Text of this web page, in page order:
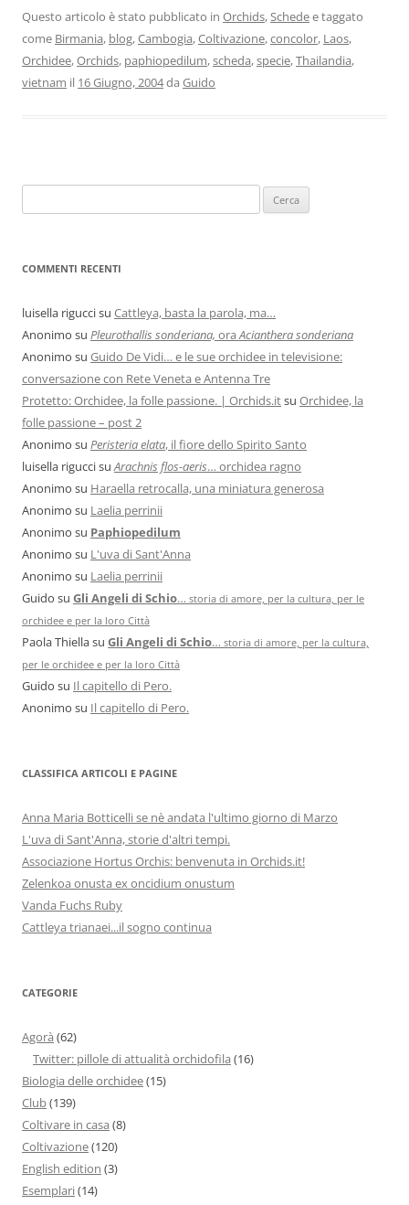
Questo articolo è stato pubblicato in Orchids, Schedee taggato
come Birmania, blog,Cambogia,Coltivazione,concolor, Laos,
Orchidee,Orchids, paphiopedilum,scheda,specie,Thailandia,
vietnam il 16 Giugno, 2004da Guido
COMMENTI RECENTI
luisella riguccisu Cattleya, basta la parola, ma…
Anonimo su Pleurothallis sonderiana, ora Acianthera sonderiana
Anonimo su Guido De Vidi… e le sue orchidee in televisione:
conversazione con Rete Veneta e Antenna Tre
Protetto: Orchidee, la folle passione. | Orchids.itsu Orchidee, la
folle passione – post 2
Anonimo su Peristeria elata, il fiore dello Spirito Santo
luisella riguccisu Arachnis flos-aeris… orchidea ragno
Anonimo su Haraella retrocalla, una miniatura generosa
Anonimo su Laelia perrinii
Anonimo su Paphiopedilum
Anonimo su L'uva di Sant'Anna
Anonimo su Laelia perrinii
Guido su Gli Angeli di Schio… storia di amore, per la cultura, per le
orchidee e per la loro Città
Paola Thiellasu Gli Angeli di Schio… storia di amore, per la cultura,
per le orchidee e per la loro Città
Guido su Il capitello di Pero.
Anonimo su Il capitello di Pero.
CLASSIFICA ARTICOLI E PAGINE
Anna Maria Botticelli se nè andata l'ultimo giorno di Marzo
L'uva di Sant'Anna, storie d'altri tempi.
Associazione Hortus Orchis: benvenuta in Orchids.it!
Zelenkoa onusta ex oncidium onustum
Vanda Fuchs Ruby
Cattleya trianaei...il sogno continua
CATEGORIE
Agorà (62)
Twitter: pillole di attualità orchidofila (16)
Biologia delle orchidee(15)
Club(139)
Coltivare in casa (8)
Coltivazione(120)
English edition (3)
Esemplari(14)